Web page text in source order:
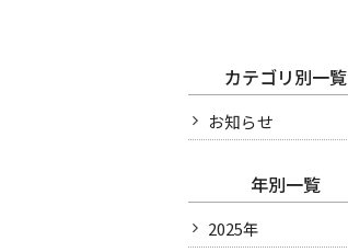
カテゴリ別一覧
お知らせ
年別一覧
2025年